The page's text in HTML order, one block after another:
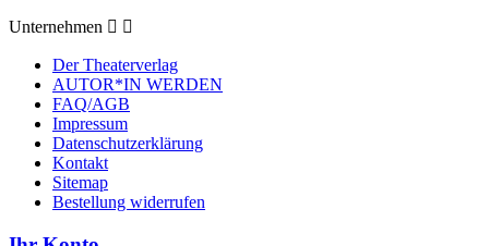
Unternehmen  
Der Theaterverlag
AUTOR*IN WERDEN
FAQ/AGB
Impressum
Datenschutzerklärung
Kontakt
Sitemap
Bestellung widerrufen